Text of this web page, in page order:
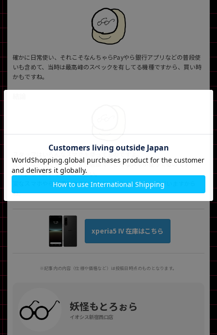
確かに日常使い、それこそなんちゃらPayやら銀行アプリなどの普段使
いも含めて、当時は最高峰のスペックを有してる機種ですから、買い時
かもですね。
スタッフはいろんなスマホを使ってるのですよ。
忙しくなかったら、こっそり店頭で「どんなスマホ使ってるのです
か？」って聞いてみてください。
変なスマホやら王道スマホなどなど、いろんなスタッフがいますから
ね。
xperia5 IV 在庫はこちら
※記事内の内容（仕様や価格など）は投稿日時点のものとなります。
妖怪もとろぉら
イオシス新宿西口店